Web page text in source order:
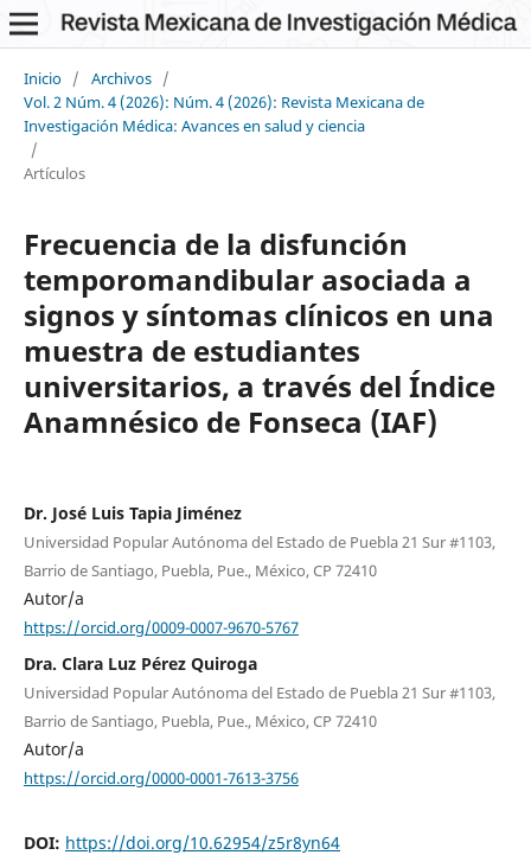
Inicio / Archivos /
Vol. 2 Núm. 4 (2026): Núm. 4 (2026): Revista Mexicana de
Investigación Médica: Avances en salud y ciencia
/
Artículos
Frecuencia de la disfunción
temporomandibular asociada a
signos y síntomas clínicos en una
muestra de estudiantes
universitarios, a través del Índice
Anamnésico de Fonseca (IAF)
Dr. José Luis Tapia Jiménez
Universidad Popular Autónoma del Estado de Puebla 21 Sur #1103,
Barrio de Santiago, Puebla, Pue., México, CP 72410
Autor/a
https://orcid.org/0009-0007-9670-5767
Dra. Clara Luz Pérez Quiroga
Universidad Popular Autónoma del Estado de Puebla 21 Sur #1103,
Barrio de Santiago, Puebla, Pue., México, CP 72410
Autor/a
https://orcid.org/0000-0001-7613-3756
DOI: https://doi.org/10.62954/z5r8yn64